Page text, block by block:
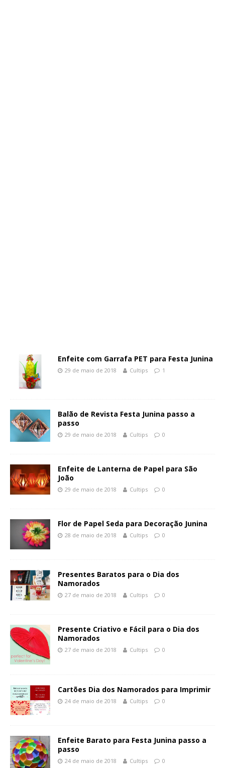
Enfeite com Garrafa PET para Festa Junina
29 de maio de 2018 Cultips 1
Balão de Revista Festa Junina passo a
passo
29 de maio de 2018 Cultips 0
Enfeite de Lanterna de Papel para São
João
29 de maio de 2018 Cultips 0
Flor de Papel Seda para Decoração Junina
28 de maio de 2018 Cultips 0
Presentes Baratos para o Dia dos
Namorados
27 de maio de 2018 Cultips 0
Presente Criativo e Fácil para o Dia dos
Namorados
27 de maio de 2018 Cultips 0
Cartões Dia dos Namorados para Imprimir
24 de maio de 2018 Cultips 0
Enfeite Barato para Festa Junina passo a
passo
24 de maio de 2018 Cultips 0